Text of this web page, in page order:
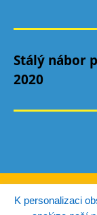
Stálý nábor
2020
©
K personalizaci